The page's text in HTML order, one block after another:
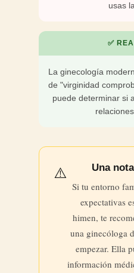
usas
✅
La ginecología
de "virginidad
puede determinar si
⚠️ Una
Si tu entorno
expectativas
himen, te
una ginecóloga
empezar. Ella
información